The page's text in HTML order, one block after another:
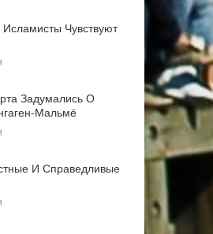
Чувствуют
Задумались О
Мальмё
И Справедливые